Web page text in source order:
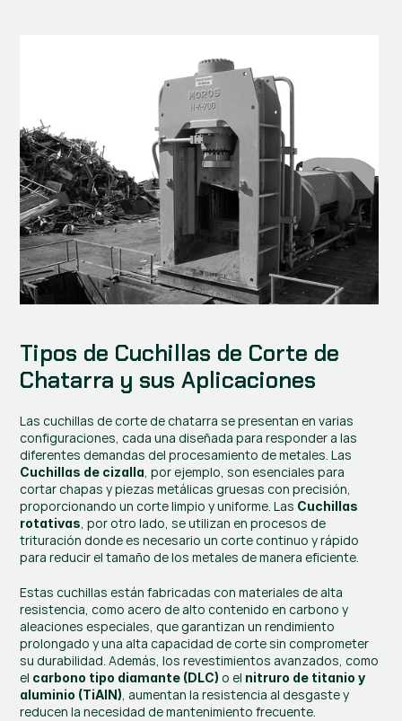
Tipos de Cuchillas de Corte de
Chatarra y sus Aplicaciones
Las cuchillas de corte de chatarra se presentan en varias
configuraciones, cada una diseñada para responder a las
Cuchillas de cizalla, por ejemplo, son esenciales para
cortar chapas y piezas metálicas gruesas con precisión,
proporcionando un corte limpio y uniforme. Las Cuchillas
rotativas, por otro lado, se utilizan en procesos de
trituración donde es necesario un corte continuo y rápido
para reducir el tamaño de los metales de manera eficiente.
Estas cuchillas están fabricadas con materiales de alta
resistencia, como acero de alto contenido en carbono y
aleaciones especiales, que garantizan un rendimiento
prolongado y una alta capacidad de corte sin comprometer
su durabilidad. Además, los revestimientos avanzados, como
el carbono tipo diamante (DLC) o el nitruro de titanio y
aluminio (TiAlN), aumentan la resistencia al desgaste y
reducen la necesidad de mantenimiento frecuente.